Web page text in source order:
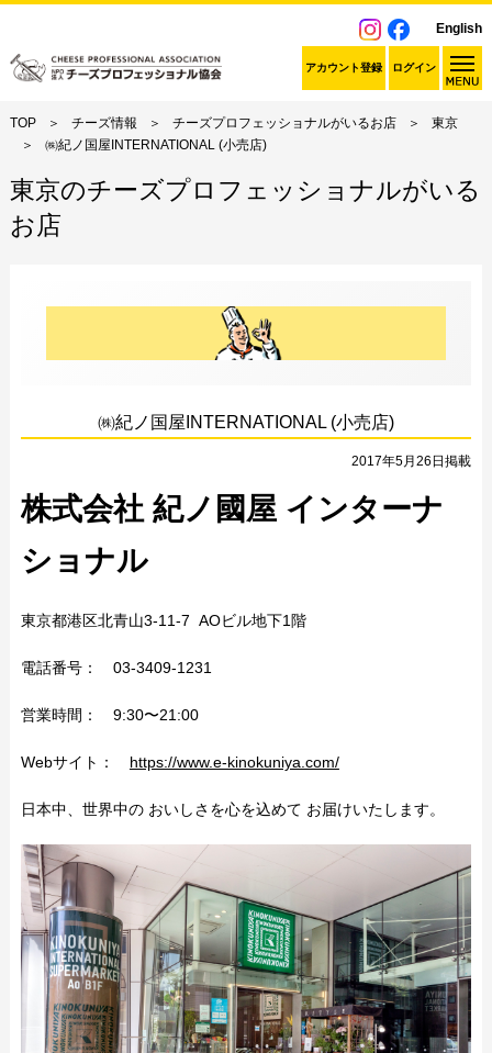
English
アカウント登録 ログイン
TOP チーズ情報 チーズプロフェッショナルがいるお店
東京
㈱紀ノ国屋INTERNATIONAL (小売店)
東京のチーズプロフェッショナルがいる
お店
㈱紀ノ国屋INTERNATIONAL (小売店)
2017年5月26日掲載
株式会社 紀ノ國屋 インターナ
ショナル
東京都港区北青山3-11-7 AOビル地下1階
電話番号： 03-3409-1231
営業時間： 9:30〜21:00
Webサイト： https://www.e-kinokuniya.com/
日本中、世界中の おいしさを心を込めて お届けいたします。